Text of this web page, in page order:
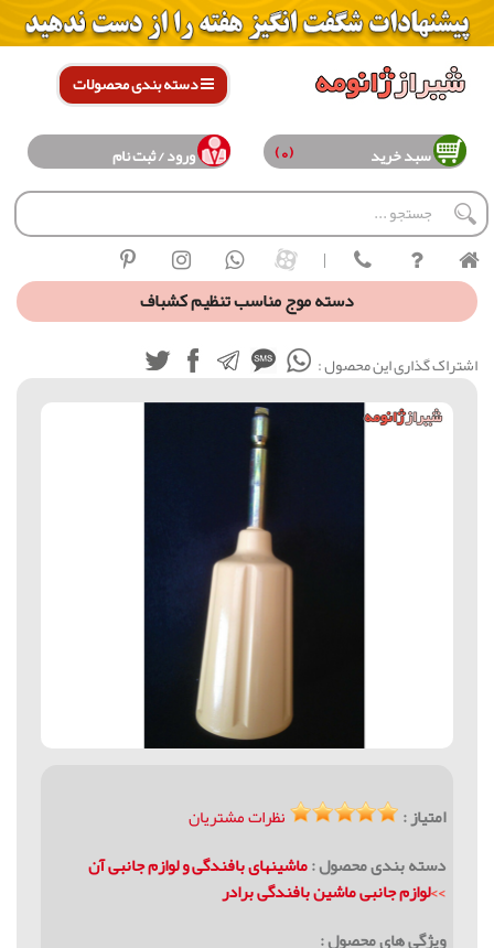
دسته بندی محصولات
سبد خرید (0) ورود / ثبت نام
|
دسته موج مناسب تنظیم کشباف
اشتراک گذاری این محصول :
امتیاز :
نظرات مشتریان
دسته بندی محصول :ماشینهای بافندگی و لوازم جانبی آن
>>لوازم جانبی ماشین بافندگی برادر
ویژگی های محصول :